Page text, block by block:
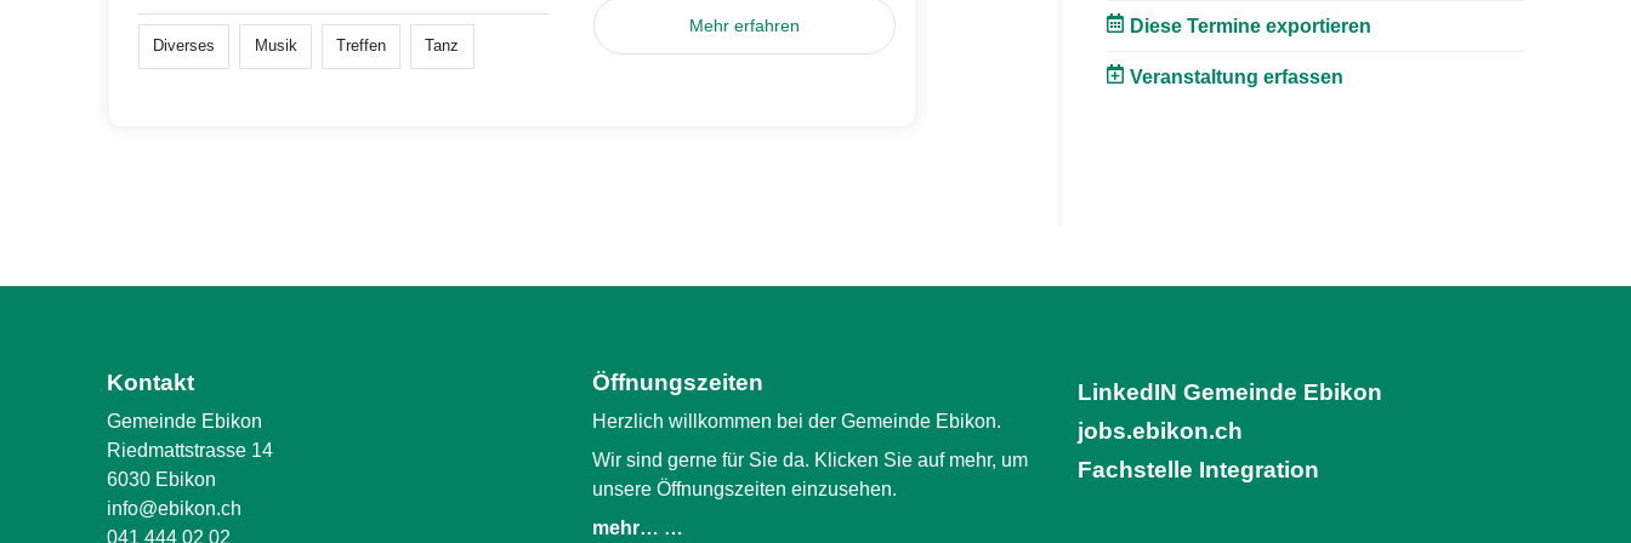
Diverses Musik Treffen Tanz
Mehr erfahren Diese Termine exportieren
Veranstaltung erfassen
Kontakt
Gemeinde Ebikon
Riedmattstrasse 14
6030 Ebikon
info@ebikon.ch
041 444 02 02
Öffnungszeiten
Herzlich willkommen bei der Gemeinde Ebikon.
Wir sind gerne für Sie da. Klicken Sie auf mehr, um
unsere Öffnungszeiten einzusehen.
mehr… …
LinkedIN Gemeinde Ebikon
jobs.ebikon.ch
Fachstelle Integration